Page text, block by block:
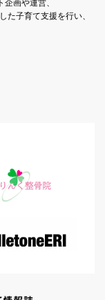
子育て支援を行い、